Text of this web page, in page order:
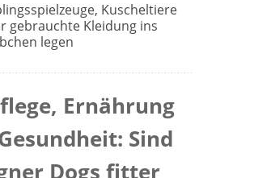
Kuscheltiere
gebrauchte Kleidung ins
legen
Ernährung
Sind
Dogs fitter